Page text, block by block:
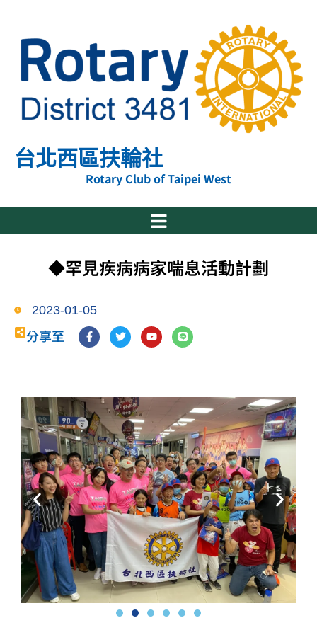
台北西區扶輪社
Rotary Club of Taipei West
◆罕見疾病病家喘息活動計劃
2023-01-05
分享至 F
a
c
o
-
f
T
w
i
r
Y
o
u
e
L
i
n